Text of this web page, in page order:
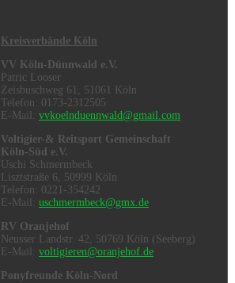
Kreisverbände Köln
VV Köln-Dünnwald e.V.
Patric Looser
Zeisbuschweg 61, 51061 Köln
Telefon: 0173-2312505
E-Mail:vvkoelnduennwald@gmail.com
Voltigier-& Reitsport Gemeinschaft
Köln-Süd e.V.
Uschi Schmermbeck
Lisztstraße 6, 50999 Köln
Telefon: 0221-354242
E-Mail:uschmermbeck@gmx.de
RV Oranjehof
Neusser Landstr. 42, 50769 Köln (Seeberg)
E-Mail:voltigieren@oranjehof.de
Ponyfreunde Köln-Nord